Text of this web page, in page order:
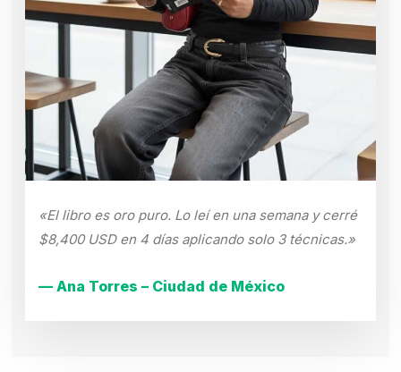
«El libro es oro puro. Lo leí en una semana y cerré
$8,400 USD en 4 días aplicando solo 3 técnicas.»
— Ana Torres – Ciudad de México